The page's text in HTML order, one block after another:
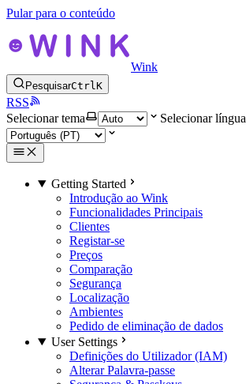
Pular para o conteúdo
Wink
PesquisarCtrlK
RSS
Selecionar tema
Selecionar língua
Getting Started
Introdução ao Wink
Funcionalidades Principais
Clientes
Registar-se
Preços
Comparação
Segurança
Localização
Ambientes
Pedido de eliminação de dados
User Settings
Definições do Utilizador (IAM)
Alterar Palavra-passe